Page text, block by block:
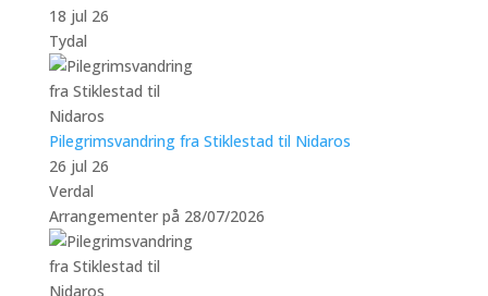
18 jul 26
Tydal
Pilegrimsvandring fra Stiklestad til Nidaros
26 jul 26
Verdal
Arrangementer på 28/07/2026